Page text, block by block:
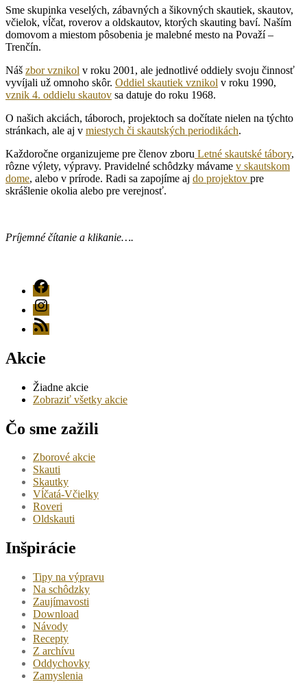
Sme skupinka veselých, zábavných a šikovných skautiek, skautov,
včielok, vĺčat, roverov a oldskautov, ktorých skauting baví. Naším
domovom a miestom pôsobenia je malebné mesto na Považí –
Trenčín.
Náš zbor vznikol v roku 2001, ale jednotlivé oddiely svoju činnosť
vyvíjali už omnoho skôr. Oddiel skautiek vznikol v roku 1990,
vznik 4. oddielu skautov sa datuje do roku 1968.
O našich akciách, táboroch, projektoch sa dočítate nielen na týchto
stránkach, ale aj v miestych či skautských periodikách.
Každoročne organizujeme pre členov zboru Letné skautské tábory,
rôzne výlety, výpravy. Pravidelné schôdzky mávame v skautskom
dome, alebo v prírode. Radi sa zapojíme aj do projektov pre
skrášlenie okolia alebo pre verejnosť.
Príjemné čítanie a klikanie….
FB
Instagram
RSS
Akcie
Žiadne akcie
Zobraziť všetky akcie
Čo sme zažili
Zborové akcie
Skauti
Skautky
Vĺčatá-Včielky
Roveri
Oldskauti
Inšpirácie
Tipy na výpravu
Na schôdzky
Zaujímavosti
Download
Návody
Recepty
Z archívu
Oddychovky
Zamyslenia